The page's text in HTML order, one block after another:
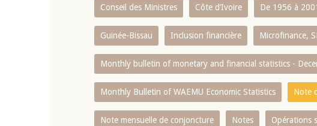
Conseil des Ministres Côte d’Ivoire De 1956 à
Guinée-Bissau Inclusion financière Microfinance,
Monthly bulletin of monetary and financial statistics -
Monthly Bulletin of WAEMU Economic Statistics Note
Note mensuelle de conjoncture Notes Opérations